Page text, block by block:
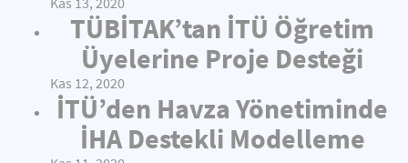
TÜBİTAK’tan İTÜ Öğretim
Üyelerine Proje Desteği
Kas 12, 2020
İTÜ’den Havza Yönetiminde
İHA Destekli Modelleme